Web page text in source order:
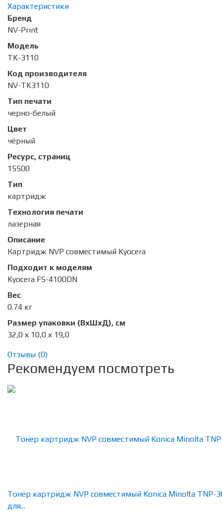
Характеристики
Бренд
NV-Print
Модель
TK-3110
Код производителя
NV-TK3110
Тип печати
черно-белый
Цвет
чёрный
Ресурс, страниц
15500
Тип
картридж
Технология печати
лазерная
Описание
Картридж NVP совместимый Kyocera
Подходит к моделям
Kyocera FS-4100DN
Вес
0.74 кг
Размер упаковки (ВхШхД), см
32,0 х 10,0 х 19,0
Отзывы (0)
Рекомендуем посмотреть
Тонер картридж NVP совместимый Konica Minolta TNP-
для...